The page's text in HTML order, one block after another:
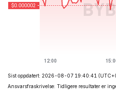
Sist oppdatert: 2026-08-07 19:40:41
Ansvarsfraskrivelse: Tidligere resultater er